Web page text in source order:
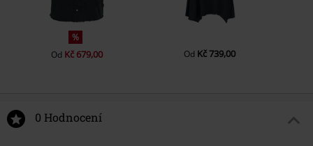
%
Od Kč 679,00 Od Kč 739,00
0 Hodnocení